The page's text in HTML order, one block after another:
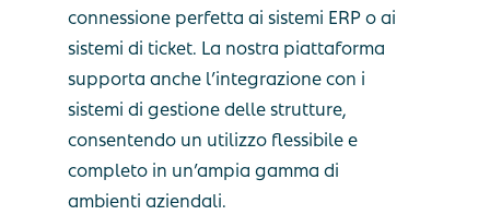
connessione perfetta ai sistemi ERP o ai
sistemi di ticket. La nostra piattaforma
supporta anche l’integrazione con i
sistemi di gestione delle strutture,
consentendo un utilizzo flessibile e
completo in un’ampia gamma di
ambienti aziendali.